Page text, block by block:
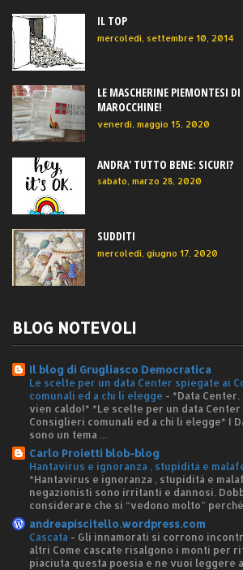
IL TOP
mercoledì, settembre 10, 2014
LE MASCHERINE PIEMONTESI
MAROCCHINE!
venerdì, maggio 15, 2020
ANDRA' TUTTO BENE: SICURI?
sabato, marzo 28, 2020
SUDDITI
mercoledì, giugno 17, 2020
BLOG NOTEVOLI
Il blog di Grugliasco Democratica
Le scelte per un data Center spiegate ai
comunali ed a chi li elegge - *Data Center.
vien caldo!* *Le scelte per un data
Consiglieri comunali ed a chi li elegge* I
sono un tema ...
Carlo Proietti blob-blog
Hantavirus e ignoranza , stupidità e
*Hantavirus e ignoranza , stupidità e
negazionisti sono irritanti e dannosi.
considerare che si “vedono molto” perché
andreapiscitello.wordpress.com
Cascata - Gli innamorati si corrono
altri Come cascate risalgono i monti per
piaciuta questa poesia e ne vuoi leggere